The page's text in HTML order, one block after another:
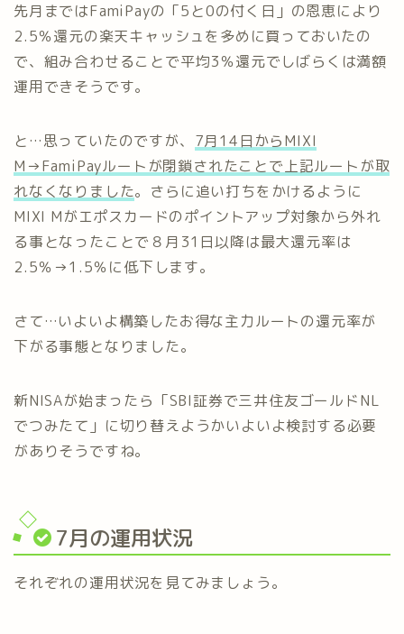
先月まではFamiPayの「5と0の付く日」の恩恵により
2.5％還元の楽天キャッシュを多めに買っておいたの
で、組み合わせることで平均3％還元でしばらくは満額
運用できそうです。
と…思っていたのですが、 7月14日からMIXI
M→FamiPayルートが閉鎖されたことで上記ルートが取
れなくなりました。さらに追い打ちをかけるように
MIXI Mがエポスカードのポイントアップ対象から外れ
る事となったことで８月31日以降は最大還元率は
2.5％→1.5％に低下します。
さて…いよいよ構築したお得な主力ルートの還元率が
下がる事態となりました。
新NISAが始まったら「SBI証券で三井住友ゴールドNL
でつみたて」に切り替えようかいよいよ検討する必要
がありそうですね。
7月の運用状況
それぞれの運用状況を見てみましょう。